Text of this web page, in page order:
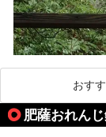
おす
肥薩おれん